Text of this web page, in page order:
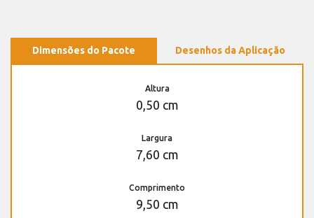
Dimensões do Pacote Desenhos da Aplicação
Altura
0,50 cm
Largura
7,60 cm
Comprimento
9,50 cm